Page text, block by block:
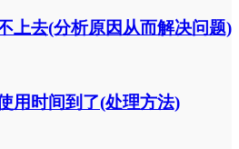
上去(分析原因从而解决问题)
用时间到了(处理方法)